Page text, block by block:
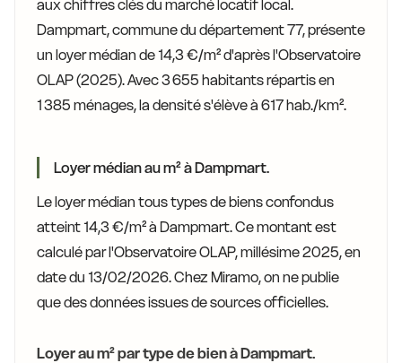
aux chiffres clés du marché locatif local.
Dampmart, commune du département 77, présente
un loyer médian de 14,3 €/m² d'après l'Observatoire
OLAP (2025). Avec 3 655 habitants répartis en
1 385 ménages, la densité s'élève à 617 hab./km².
Loyer médian au m² à Dampmart.
Le loyer médian tous types de biens confondus
atteint 14,3 €/m² à Dampmart. Ce montant est
calculé par l'Observatoire OLAP, millésime 2025, en
date du 13/02/2026. Chez Miramo, on ne publie
que des données issues de sources officielles.
Loyer au m² par type de bien à Dampmart.